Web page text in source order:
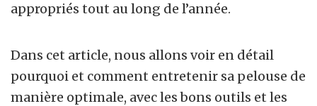
appropriés tout au long de l’année.
Dans cet article, nous allons voir en détail
pourquoi et comment entretenir sa pelouse de
manière optimale, avec les bons outils et les